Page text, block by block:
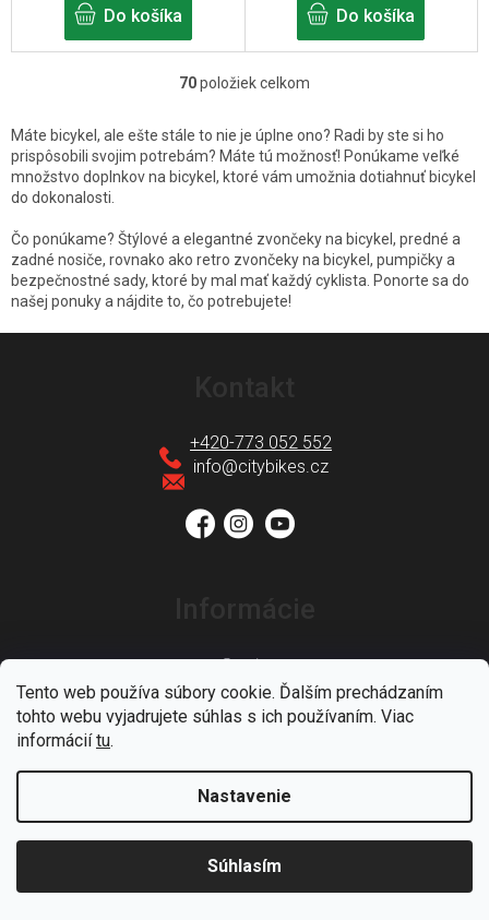
Tento web používa súbory cookie. Ďalším prechádzaním
tohto webu vyjadrujete súhlas s ich používaním. Viac
informáciítu.
Nastavenie
Súhlasím
Do košíka Do košíka
O
v
l
á
a
c
i
e
v
k
v
u
70položiek celkom
Máte bicykel, ale ešte stále to nie je úplne ono? Radi by ste si ho
prispôsobili svojim potrebám? Máte tú možnosť! Ponúkame veľké
množstvo doplnkov na bicykel, ktoré vám umožnia dotiahnuť bicykel
do dokonalosti.
Čo ponúkame? Štýlové a elegantné zvončeky na bicykel, predné a
zadné nosiče, rovnako ako retro zvončeky na bicykel, pumpičky a
bezpečnostné sady, ktoré by mal mať každý cyklista. Ponorte sa do
našej ponuky a nájdite to, čo potrebujete!
info@citybikes.cz
+420-773 052 552
Servis
O nás
Tabuľky veľkostí
Kontakt